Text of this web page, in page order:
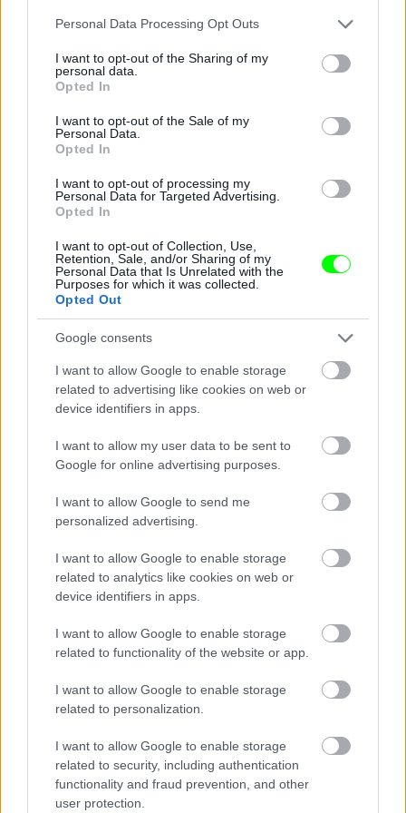
Please note that this website/app uses one or more Google
not limited to your visit or usage behaviour. You may click to
grant or deny consent to Google and its third-party tags to
use your data for below specified purposes in below Google
consent section.
Personal Data Processing Opt Outs
I want to opt-out of the Sharing of my
personal data.
Opted In
I want to opt-out of the Sale of my
Personal Data.
Opted In
I want to opt-out of processing my
Personal Data for Targeted Advertising.
Opted In
I want to opt-out of Collection, Use,
Retention, Sale, and/or Sharing of my
Personal Data that Is Unrelated with the
Purposes for which it was collected.
Opted Out
Google consents
I want to allow Google to enable storage
related to advertising like cookies on web or
device identifiers in apps.
I want to allow my user data to be sent to
Google for online advertising purposes.
I want to allow Google to send me
personalized advertising.
I want to allow Google to enable storage
related to analytics like cookies on web or
device identifiers in apps.
I want to allow Google to enable storage
related to functionality of the website or app.
I want to allow Google to enable storage
related to personalization.
I want to allow Google to enable storage
related to security, including authentication
functionality and fraud prevention, and other
user protection.
gyilkosságot.
Fotó: Velvet / Velvet
Jön még kép!
Fotó: Velvet / Velvet
Jön még kép!